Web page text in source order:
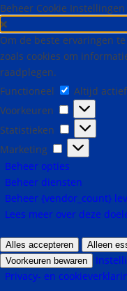
Beheer Cookie Instellingen
Om de beste ervaringen
zoals cookies om
raadplegen.
Functioneel
Altijd actief
Voorkeuren
Statistieken
Marketing
Beheer opties
Beheer diensten
Beheer {vendor_count}
Lees meer over deze
Alles accepteren Alleen
Voorkeuren bewaren
Privacy- en